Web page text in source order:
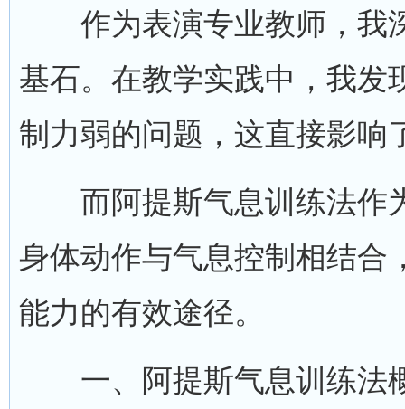
作为表演专业教师，我
基石。在教学实践中，我发
制力弱的问题，这直接影响
而阿提斯气息训练法作
身体动作与气息控制相结合
能力的有效途径。
一、阿提斯气息训练法